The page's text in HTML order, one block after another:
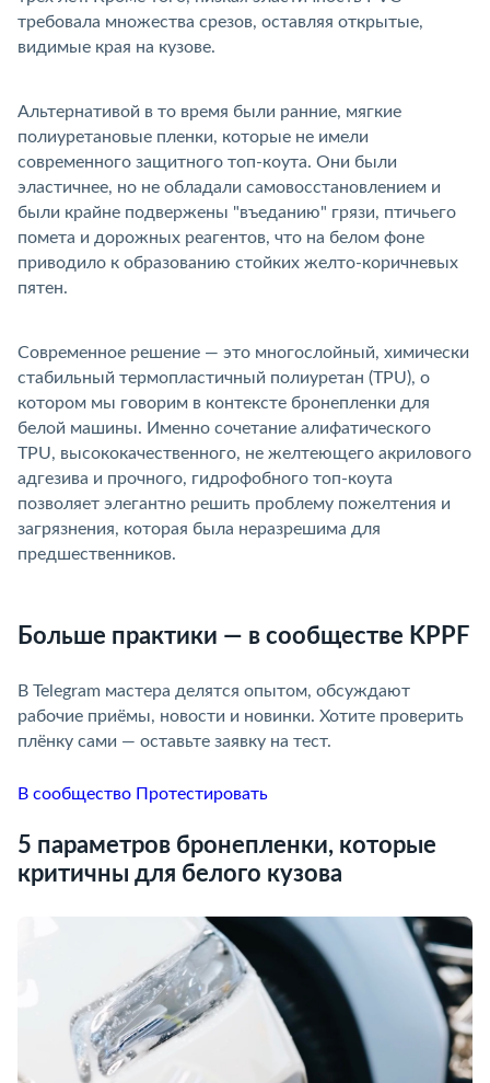
требовала множества срезов, оставляя открытые,
идимые края на кузове.
Альтернативой в то время были ранние, мягкие
полиуретановые пленки, которые не имели
современного защитного топ-коута. Они были
эластичнее, но не обладали самовосстановлением и
ыли крайне подвержены "въеданию" грязи, птичьего
помета и дорожных реагентов, что на белом фоне
приводило к образованию стойких желто-коричневых
пятен.
Современное решение — это многослойный, химически
стабильный термопластичный полиуретан (TPU), о
котором мы говорим в контексте бронепленки для
елой машины. Именно сочетание алифатического
TPU, высококачественного, не желтеющего акрилового
адгезива и прочного, гидрофобного топ-коута
позволяет элегантно решить проблему пожелтения и
загрязнения, которая была неразрешима для
предшественников.
Больше практики — в сообществе KPPF
В Telegram мастера делятся опытом, обсуждают
рабочие приёмы, новости и новинки. Хотите проверить
плёнку сами — оставьте заявку на тест.
В сообщество Протестировать
5 параметров бронепленки, которые
критичны для белого кузова